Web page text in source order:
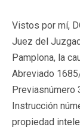
Vistos por mí,
Juez del
Pamplona, la
Abreviado
Previasnúmero
Instrucción
propiedad